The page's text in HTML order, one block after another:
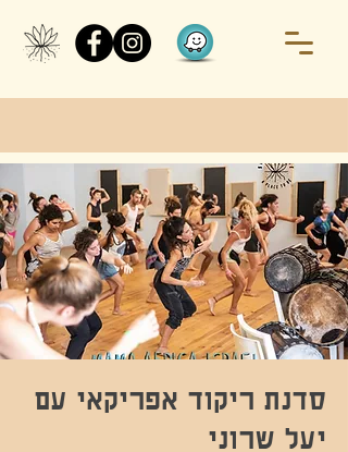
סדנת ריקוד אפריקאי עם
יעל שרוני